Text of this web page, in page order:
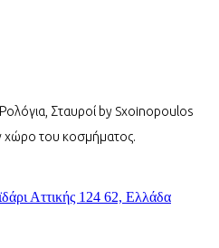
Σταυροί by Sxoinopoulos
χώρο του κοσμήματος.
Αττικής 124 62, Ελλάδα